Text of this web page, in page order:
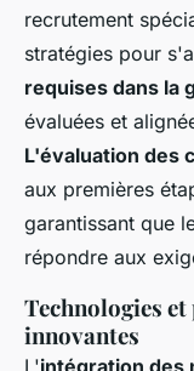
recrutement
stratégies pour
requises dans la
évaluées et
L'évaluation des
aux premières
garantissant que
répondre aux
Technologies
innovantes